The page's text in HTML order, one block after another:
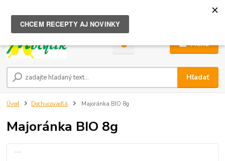
Menu
Hľadať
ks
0,00 €
Úvod Dochucovadlá Majoránka BIO 8g
Majoránka BIO 8g